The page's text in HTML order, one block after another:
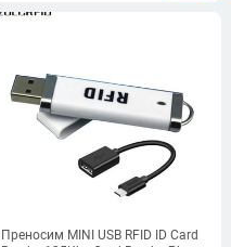
Преносим MINI USB RFID ID Card